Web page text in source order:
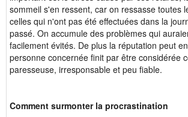
sommeil s'en ressent, car on ressasse toutes
celles qui n'ont pas été effectuées dans la
passé. On accumule des problèmes qui
facilement évités. De plus la réputation peut
personne concernée finit par être considérée
paresseuse, irresponsable et peu fiable.
Comment surmonter la procrastination